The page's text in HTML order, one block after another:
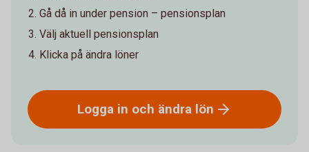
Gå då in under pension – pensionsplan
Välj aktuell pensionsplan
Klicka på ändra löner
Logga in och ändra lön